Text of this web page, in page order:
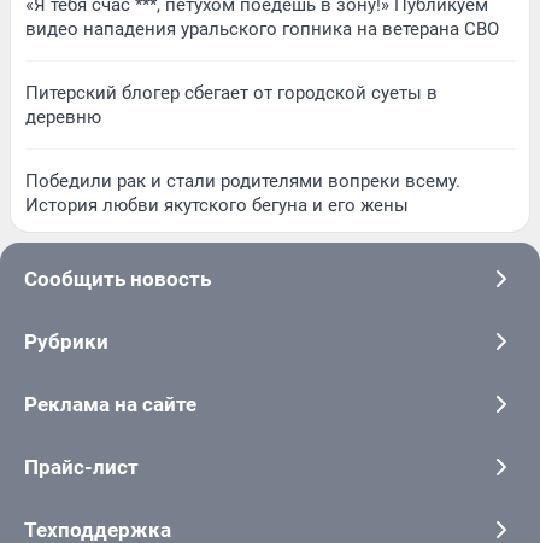
«Я тебя счас ***, петухом поедешь в зону!» Публикуем
видео нападения уральского гопника на ветерана СВО
Питерский блогер сбегает от городской суеты в
деревню
Победили рак и стали родителями вопреки всему.
История любви якутского бегуна и его жены
Сообщить новость
Рубрики
Реклама на сайте
Прайс-лист
Техподдержка